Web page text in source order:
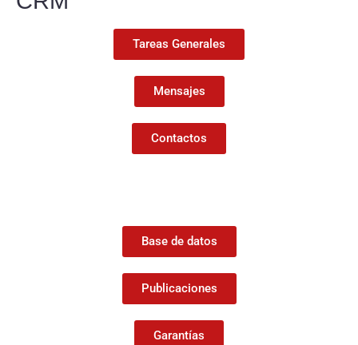
Tareas Generales
Mensajes
Contactos
Base de datos
Publicaciones
Garantías